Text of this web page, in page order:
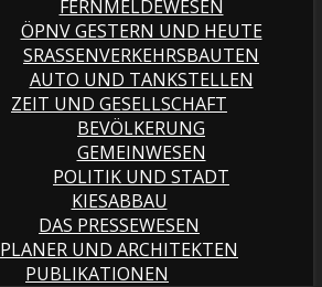
FERNMELDEWESEN
ÖPNV GESTERN UND HEUTE
SRASSENVERKEHRSBAUTEN
AUTO UND TANKSTELLEN
ZEIT UND GESELLSCHAFT
BEVÖLKERUNG
GEMEINWESEN
POLITIK UND STADT
KIESABBAU
DAS PRESSEWESEN
PLANER UND ARCHITEKTEN
PUBLIKATIONEN